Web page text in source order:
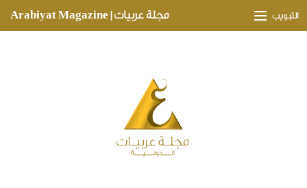
مجلة عربيات | Arabiyat Magazine التبويب